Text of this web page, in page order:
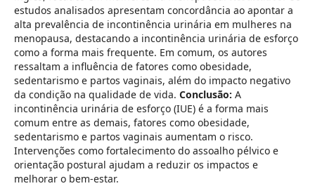
estudos analisados apresentam concordância ao apontar a
alta prevalência de incontinência urinária em mulheres na
menopausa, destacando a incontinência urinária de esforço
como a forma mais frequente. Em comum, os autores
ressaltam a influência de fatores como obesidade,
sedentarismo e partos vaginais, além do impacto negativo
da condição na qualidade de vida. Conclusão: A
incontinência urinária de esforço (IUE) é a forma mais
comum entre as demais, fatores como obesidade,
sedentarismo e partos vaginais aumentam o risco.
Intervenções como fortalecimento do assoalho pélvico e
orientação postural ajudam a reduzir os impactos e
melhorar o bem-estar.